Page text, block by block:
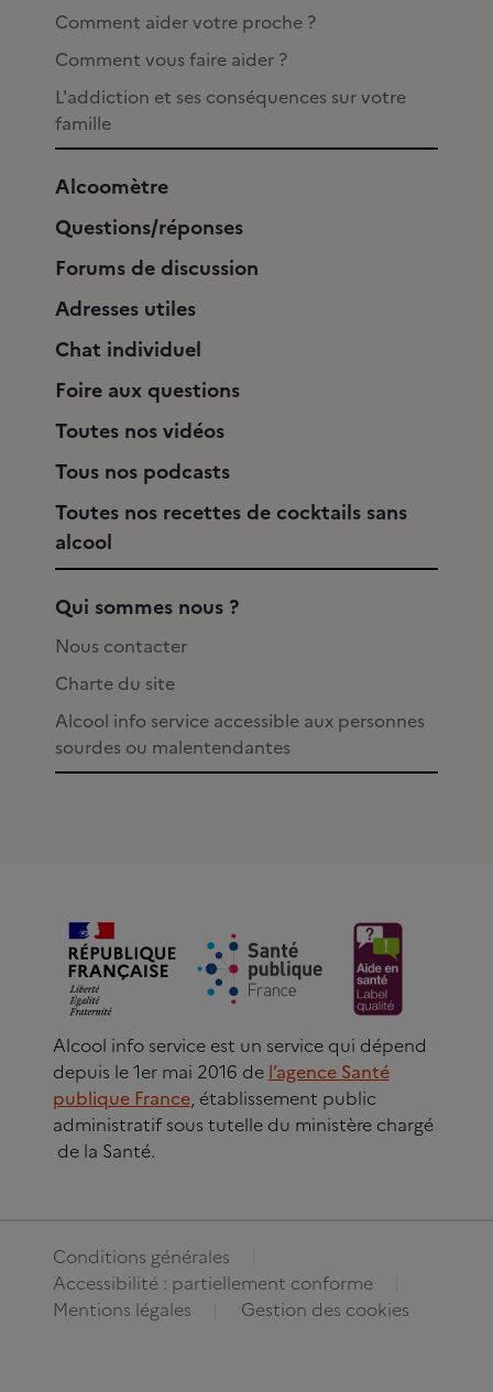
Comment aider votre proche ?
Comment vous faire aider ?
L'addiction et ses conséquences sur votre
famille
Alcoomètre
Questions/réponses
Forums de discussion
Adresses utiles
Chat individuel
Foire aux questions
Toutes nos vidéos
Tous nos podcasts
Toutes nos recettes de cocktails sans
alcool
Qui sommes nous ?
Nous contacter
Charte du site
Alcool info service accessible aux personnes
sourdes ou malentendantes
Alcool info service est un service qui dépend
depuis le 1er mai 2016 de l’agence Santé
publique France, établissement public
administratif sous tutelle du ministère chargé
de la Santé.
Conditions générales
Accessibilité : partiellement conforme
Mentions légales
Gestion des cookies